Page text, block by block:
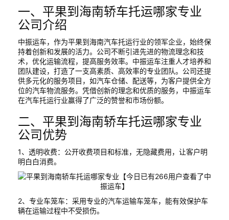
一、平果到海南轿车托运哪家专业
公司介绍
中振运车，作为平果到海南汽车托运行业的领军企业，始终保
持着创新和发展的活力。公司不断引进先进的物流理念和技
术，优化运输流程，提高服务效率。中振运车注重人才培养和
团队建设，打造了一支高素质、高效率的专业团队。公司还提
供多元化的服务项目，如汽车仓储、配送等，为客户提供全方
位的汽车物流服务。凭借创新的理念和优质的服务，中振运车
在汽车托运行业赢得了广泛的赞誉和市场份额。
二、平果到海南轿车托运哪家专业
公司优势
1、透明收费：公开收费项目和标准，无隐藏费用，让客户明
明白白消费。
2、专业车笼车：采用专业的汽车运输车笼车，能有效保护车
辆在运输过程中不受损伤。